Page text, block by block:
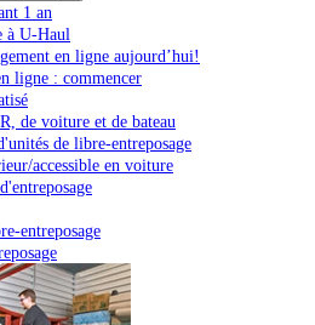
1 an
à U-Haul
en ligne aujourd’hui!
ligne : commencer
de voiture et de bateau
de libre-entreposage
accessible en voiture
entreposage